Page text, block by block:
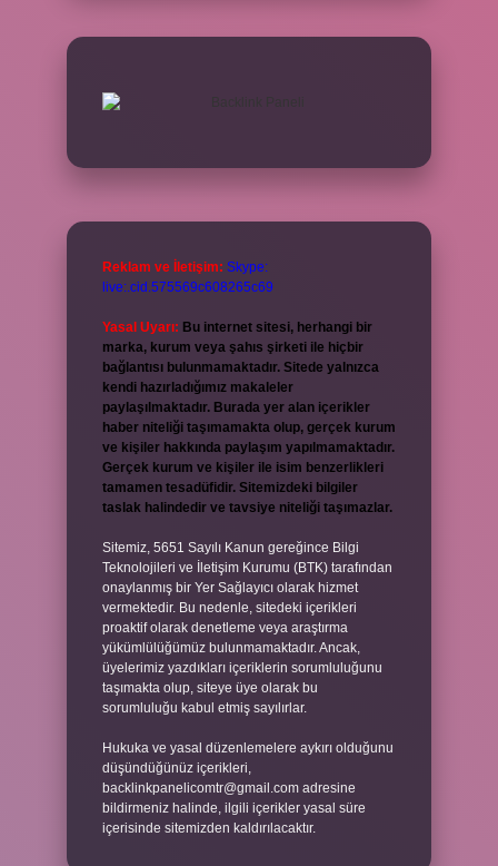
Reklam ve İletişim: Skype:
live:.cid.575569c608265c69
Yasal Uyarı: Bu internet sitesi, herhangi bir
marka, kurum veya şahıs şirketi ile hiçbir
bağlantısı bulunmamaktadır. Sitede yalnızca
kendi hazırladığımız makaleler
paylaşılmaktadır. Burada yer alan içerikler
haber niteliği taşımamakta olup, gerçek kurum
ve kişiler hakkında paylaşım yapılmamaktadır.
Gerçek kurum ve kişiler ile isim benzerlikleri
tamamen tesadüfidir. Sitemizdeki bilgiler
taslak halindedir ve tavsiye niteliği taşımazlar.
Sitemiz, 5651 Sayılı Kanun gereğince Bilgi
Teknolojileri ve İletişim Kurumu (BTK) tarafından
onaylanmış bir Yer Sağlayıcı olarak hizmet
vermektedir. Bu nedenle, sitedeki içerikleri
proaktif olarak denetleme veya araştırma
yükümlülüğümüz bulunmamaktadır. Ancak,
üyelerimiz yazdıkları içeriklerin sorumluluğunu
taşımakta olup, siteye üye olarak bu
sorumluluğu kabul etmiş sayılırlar.
Hukuka ve yasal düzenlemelere aykırı olduğunu
düşündüğünüz içerikleri,
backlinkpanelicomtr@gmail.com adresine
bildirmeniz halinde, ilgili içerikler yasal süre
içerisinde sitemizden kaldırılacaktır.